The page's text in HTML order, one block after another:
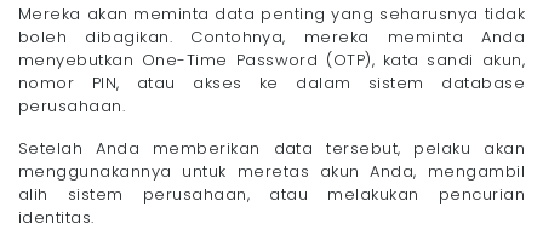
Mereka akan meminta data penting yang seharusnya tidak
boleh dibagikan. Contohnya, mereka meminta Anda
menyebutkan One-Time Password (OTP), kata sandi akun,
nomor PIN, atau akses ke dalam sistem database
perusahaan.
Setelah Anda memberikan data tersebut, pelaku akan
menggunakannya untuk meretas akun Anda, mengambil
alih sistem perusahaan, atau melakukan pencurian
identitas.